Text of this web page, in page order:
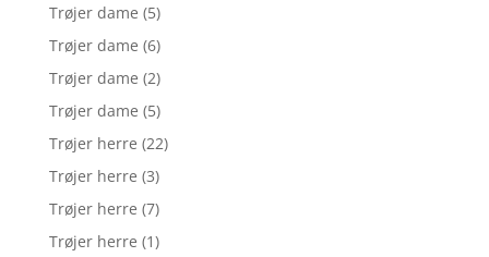
Trøjer dame (5)
Trøjer dame (6)
Trøjer dame (2)
Trøjer dame (5)
Trøjer herre (22)
Trøjer herre (3)
Trøjer herre (7)
Trøjer herre (1)